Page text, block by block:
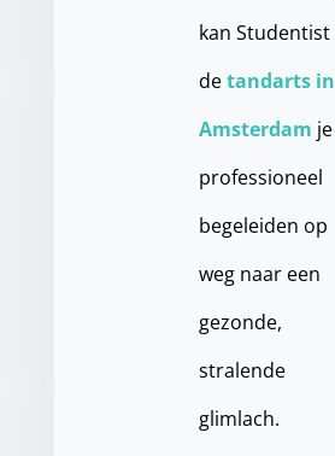
kan Studentist
detandarts in
Amsterdam je
professioneel
begeleiden op
weg naar een
gezonde,
stralende
glimlach.